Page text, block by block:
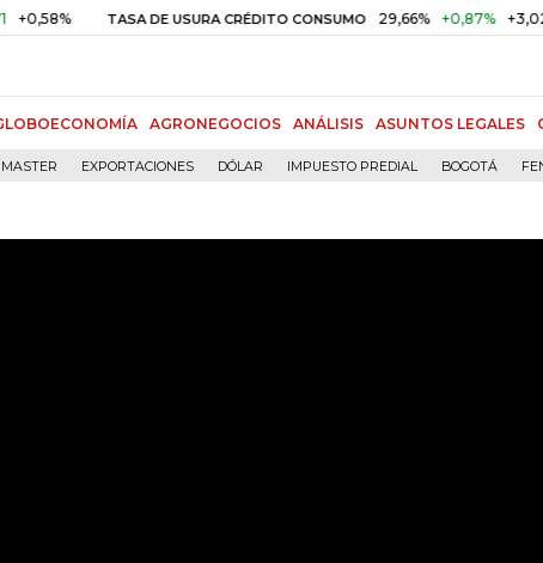
TASA DE USURA CRÉDITO CONSUMO 29,66% +0,87% +3,02%
AGRONEGOCIOS ANÁLISIS ASUNTOS LEGALES
EXPORTACIONES DÓLAR IMPUESTO PREDIAL BOGOTÁ